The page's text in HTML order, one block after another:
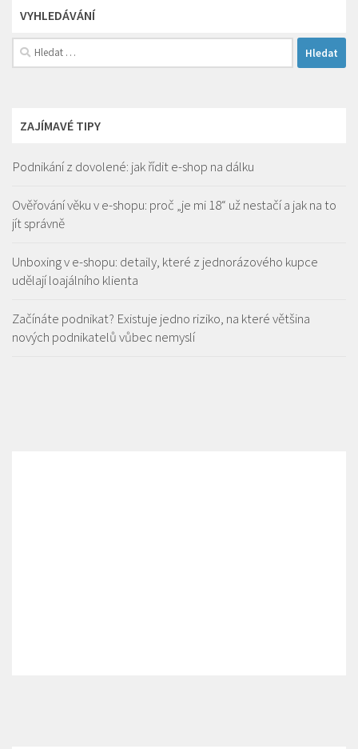
VYHLEDÁVÁNÍ
Vyhledávání
ZAJÍMAVÉ TIPY
Podnikání z dovolené: jak řídit e-shop na dálku
Ověřování věku v e-shopu: proč „je mi 18“ už nestačí a jak na to
jít správně
Unboxing v e-shopu: detaily, které z jednorázového kupce
udělají loajálního klienta
Začínáte podnikat? Existuje jedno riziko, na které většina
nových podnikatelů vůbec nemyslí